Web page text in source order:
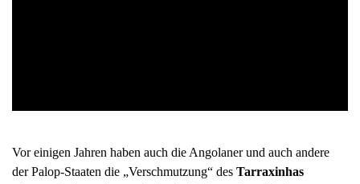
Vor einigen Jahren haben auch die Angolaner und auch andere
der Palop-Staaten die „Verschmutzung“ des Tarraxinhas